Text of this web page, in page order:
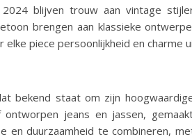
blijven trouw aan vintage
brengen aan klassieke
piece persoonlijkheid en charme
bekend staat om zijn
jeans en jassen,
duurzaamheid te combineren,